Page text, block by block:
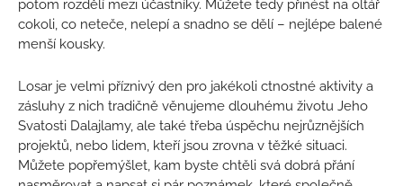
potom rozdělí mezi účastníky. Můžete tedy přinést na oltář
cokoli, co neteče, nelepí a snadno se dělí – nejlépe balené
menší kousky.
Losar je velmi příznivý den pro jakékoli ctnostné aktivity a
zásluhy z nich tradičně věnujeme dlouhému životu Jeho
Svatosti Dalajlamy, ale také třeba úspěchu nejrůznějších
projektů, nebo lidem, kteří jsou zrovna v těžké situaci.
Můžete popřemýšlet, kam byste chtěli svá dobrá přání